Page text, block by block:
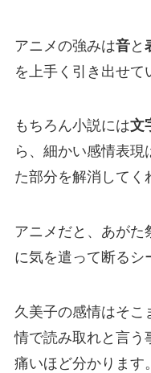
アニメの強みは音と
を上手く引き出せて
もちろん小説には文
ら、細かい感情表
た部分を解消してく
アニメだと、あがた
に気を遣って断るシ
久美子の感情はそこ
情で読み取れと言う
痛いほど分かります。